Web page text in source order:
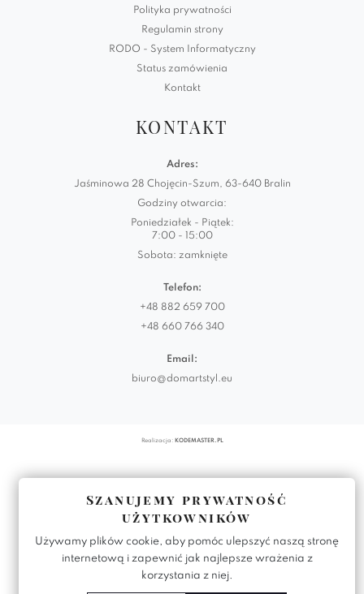
Polityka prywatności
Regulamin strony
RODO - System Informatyczny
Status zamówienia
Kontakt
KONTAKT
Adres:
Jaśminowa 28 Chojęcin-Szum, 63-640 Bralin
Godziny otwarcia:
Poniedziałek - Piątek:
7:00 - 15:00
Sobota: zamknięte
Telefon:
+48 882 659 700
+48 660 766 340
Email:
biuro@domartstyl.eu
Realizacja: KODEMASTER.PL
Szanujemy prywatność
użytkowników
Używamy plików cookie, aby pomóc ulepszyć naszą stronę
internetową i zapewnić jak najlepsze wrażenia z
korzystania z niej.